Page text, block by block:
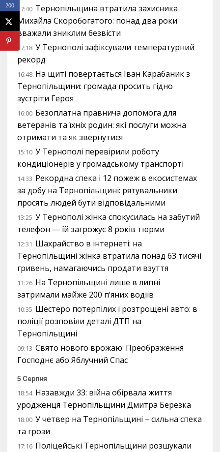
17:40 Тернопільщина втратила захисника
Михайла Скоробогатого: понад два роки
вважали зниклим безвісти
17:18 У Тернополі зафіксували температурний
рекорд
16:48 На щиті повертається Іван Карабаник з
Тернопільщини: громада просить гідно
зустріти Героя
16:00 Безоплатна правнича допомога для
ветеранів та їхніх родин: які послуги можна
отримати та як звернутися
15:10 У Тернополі перевірили роботу
кондиціонерів у громадському транспорті
14:33 Рекордна спека і 12 пожеж в екосистемах
за добу на Тернопільщині: рятувальники
просять людей бути відповідальними
13:25 У Тернополі жінка спокусилась на забутий
телефон — їй загрожує 8 років тюрми
12:31 Шахрайство в інтернеті: на
Тернопільщині жінка втратила понад 63 тисячі
гривень, намагаючись продати взуття
11:26 На Тернопільщині лише в липні
затримали майже 200 п’яних водіїв
10:35 Шестеро потерпілих і розтрощені авто: в
поліції розповіли деталі ДТП на
Тернопільщині
09:13 Свято нового врожаю: Преображення
Господнє або Яблучний Спас
5 Серпня
18:54 Назавжди 33: війна обірвала життя
уродженця Тернопільщини Дмитра Березка
18:00 У четвер на Тернопільщині – сильна спека
та грози
17:16 Поліцейські Тернопільщини розшукали
200